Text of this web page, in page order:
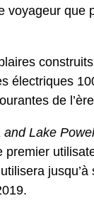
voyageur que
électriques
de
and Lake
premier
jusqu’à